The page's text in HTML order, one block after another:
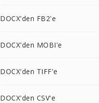
DOCX'den FB2'e
DOCX'den MOBI'e
DOCX'den TIFF'e
DOCX'den CSV'e